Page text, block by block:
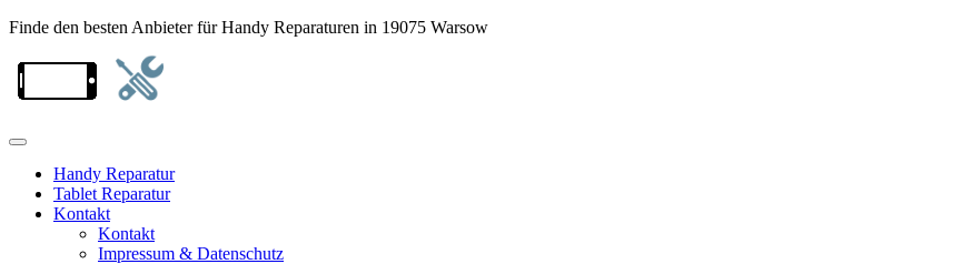
Finde den besten Anbieter für Handy Reparaturen in 19075 Warsow
Handy Reparatur
Tablet Reparatur
Kontakt
Kontakt
Impressum & Datenschutz